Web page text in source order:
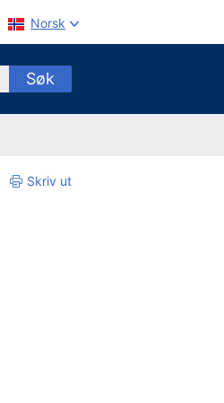
Norsk
Søk
Skriv ut